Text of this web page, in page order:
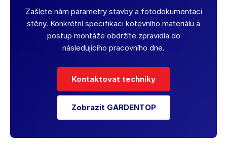
Zašlete nám parametry stavby a fotodokumentaci
stěny. Konkrétní specifikaci kotevního materiálu a
postup montáže obdržíte zpravidla do
následujícího pracovního dne.
Kontaktovat techniky
Zobrazit GARDENTOP